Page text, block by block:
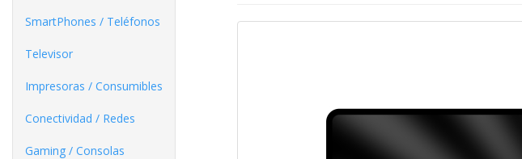
SmartPhones / Teléfonos
Televisor
Impresoras / Consumibles
Conectividad / Redes
Gaming / Consolas